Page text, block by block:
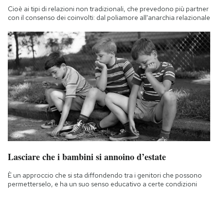
Cioè ai tipi di relazioni non tradizionali, che prevedono più partner
con il consenso dei coinvolti: dal poliamore all'anarchia relazionale
Lasciare che i bambini si annoino d’estate
È un approccio che si sta diffondendo tra i genitori che possono
permetterselo, e ha un suo senso educativo a certe condizioni